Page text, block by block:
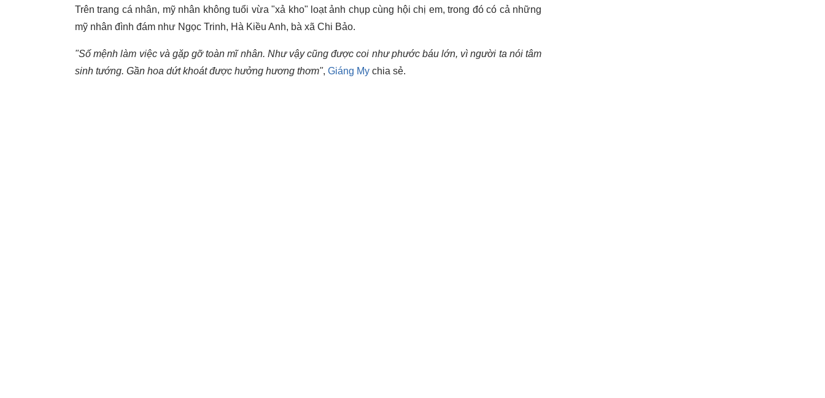
Trên trang cá nhân, mỹ nhân không tuổi vừa "xả kho" loạt ảnh chụp cùng hội chị em, trong đó có cả những
mỹ nhân đình đám như Ngọc Trinh, Hà Kiều Anh, bà xã Chi Bảo.
"Số mệnh làm việc và gặp gỡ toàn mĩ nhân. Như vậy cũng được coi như phước báu lớn, vì người ta nói tâm
sinh tướng. Gần hoa dứt khoát được hưởng hương thơm", Giáng My chia sẻ.